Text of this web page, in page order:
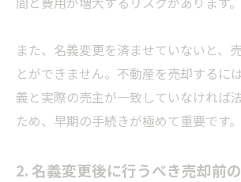
また、名義変更を済ませていないと、
とができません。不動産を売却するに
義と実際の売主が一致していなければ
ため、早期の手続きが極めて重要です。
2. 名義変更後に行うべき売却前